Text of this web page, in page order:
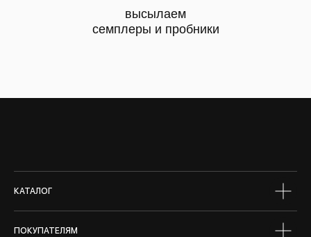
высылаем
семплеры и пробники
КАТАЛОГ
ПОКУПАТЕЛЯМ
волосы